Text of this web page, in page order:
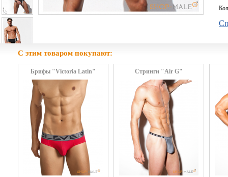
С этим товаром покупают:
Брифы "Victoria Latin" Стринги "Air G"